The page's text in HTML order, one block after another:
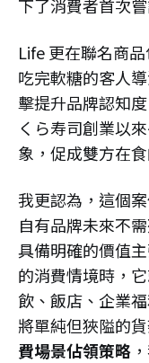
下了消費者首次
Life 更在聯名商
吃完軟糖的客人
擊提升品牌認知
くら寿司創業以
象，促成雙方在
我更認為，這個
自有品牌未來不
具備明確的價值
的消費情境時，
飲、飯店、企業
將單純但狹隘的
費場景佔領策略